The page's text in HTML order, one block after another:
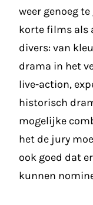
weer genoeg
korte films als
divers: van
drama in het
live-action,
historisch
mogelijke
het de jury
ook goed dat
kunnen